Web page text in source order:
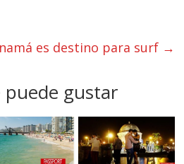
es destino para surf →
gustar